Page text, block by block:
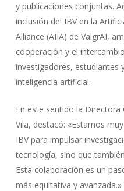
y publicaciones conjuntas.
inclusión del IBV en la
Alliance (AIIA) de ValgrAI,
cooperación y el
investigadores, estudiantes
inteligencia artificial.
En este sentido la Directora
Vila, destacó: «Estamos
IBV para impulsar
tecnología, sino que
Esta colaboración es un
más equitativa y